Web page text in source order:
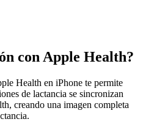
con Apple Health?
Health en iPhone te permite
de lactancia se sincronizan
creando una imagen completa